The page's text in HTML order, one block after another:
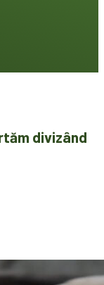
divizând